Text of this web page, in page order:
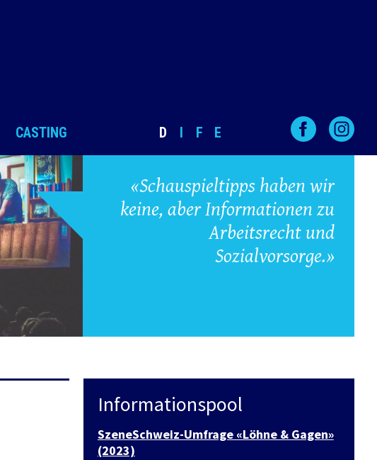
CASTING D I F E
«Schauspieltipps haben wir
keine, aber Informationen zu
Arbeitsrecht und
Sozialvorsorge.»
Informationspool
SzeneSchweiz-Umfrage «Löhne & Gagen»
(2023)